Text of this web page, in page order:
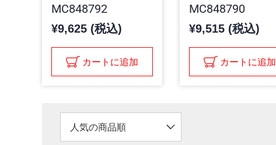
MC848792
¥9,625 (税込)
カートに追加
MC848790
¥9,515 (税込)
カートに追加
人気の商品順